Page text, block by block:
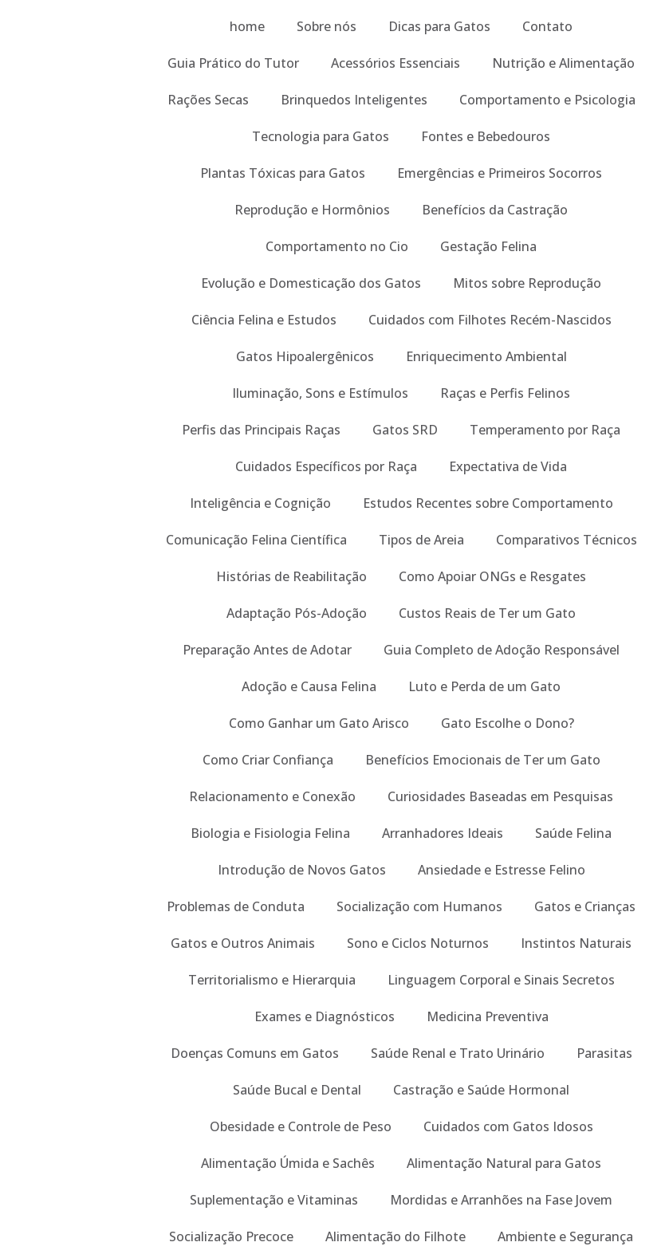
home Sobre nós Dicas para Gatos Contato
Guia Prático do Tutor Acessórios Essenciais Nutrição e Alimentação
Rações Secas Brinquedos Inteligentes Comportamento e Psicologia
Tecnologia para Gatos Fontes e Bebedouros
Plantas Tóxicas para Gatos Emergências e Primeiros Socorros
Reprodução e Hormônios Benefícios da Castração
Comportamento no Cio Gestação Felina
Evolução e Domesticação dos Gatos Mitos sobre Reprodução
Ciência Felina e Estudos Cuidados com Filhotes Recém-Nascidos
Gatos Hipoalergênicos Enriquecimento Ambiental
Iluminação, Sons e Estímulos Raças e Perfis Felinos
Perfis das Principais Raças Gatos SRD Temperamento por Raça
Cuidados Específicos por Raça Expectativa de Vida
Inteligência e Cognição Estudos Recentes sobre Comportamento
Comunicação Felina Científica Tipos de Areia Comparativos Técnicos
Histórias de Reabilitação Como Apoiar ONGs e Resgates
Adaptação Pós-Adoção Custos Reais de Ter um Gato
Preparação Antes de Adotar Guia Completo de Adoção Responsável
Adoção e Causa Felina Luto e Perda de um Gato
Como Ganhar um Gato Arisco Gato Escolhe o Dono?
Como Criar Confiança Benefícios Emocionais de Ter um Gato
Relacionamento e Conexão Curiosidades Baseadas em Pesquisas
Biologia e Fisiologia Felina Arranhadores Ideais Saúde Felina
Introdução de Novos Gatos Ansiedade e Estresse Felino
Problemas de Conduta Socialização com Humanos Gatos e Crianças
Gatos e Outros Animais Sono e Ciclos Noturnos Instintos Naturais
Territorialismo e Hierarquia Linguagem Corporal e Sinais Secretos
Exames e Diagnósticos Medicina Preventiva
Doenças Comuns em Gatos Saúde Renal e Trato Urinário Parasitas
Saúde Bucal e Dental Castração e Saúde Hormonal
Obesidade e Controle de Peso Cuidados com Gatos Idosos
Alimentação Úmida e Sachês Alimentação Natural para Gatos
Suplementação e Vitaminas Mordidas e Arranhões na Fase Jovem
Socialização Precoce Alimentação do Filhote Ambiente e Segurança